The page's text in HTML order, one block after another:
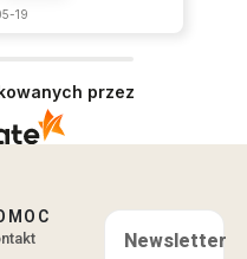
19
przez
Newsletter